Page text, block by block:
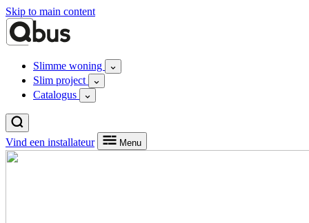
Skip to main content
Slimme woning
Slim project
Catalogus
Vind een installateur Menu